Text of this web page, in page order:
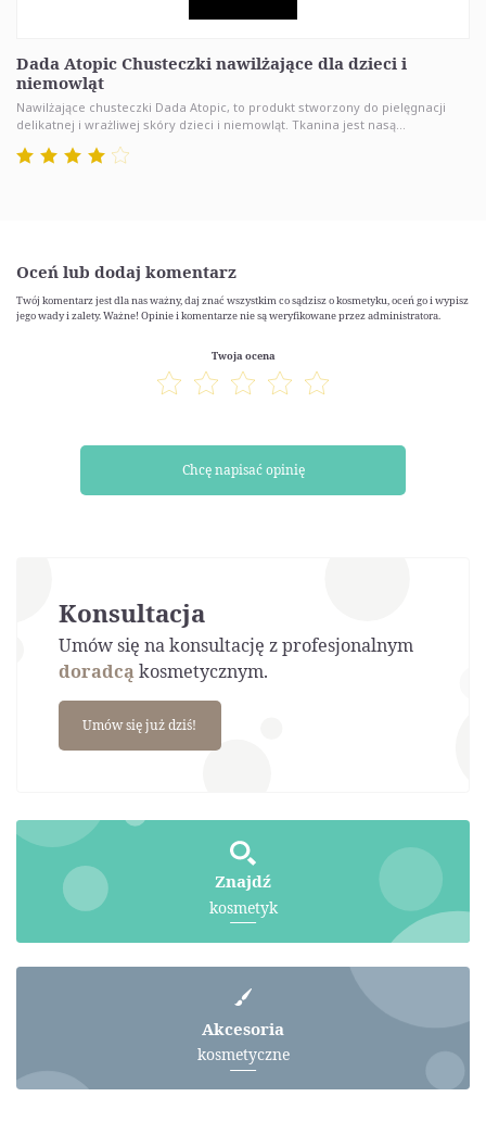
Dada Atopic Chusteczki nawilżające dla dzieci i
niemowląt
Nawilżające chusteczki Dada Atopic, to produkt stworzony do pielęgnacji
delikatnej i wrażliwej skóry dzieci i niemowląt. Tkanina jest nasą...
Oceń lub dodaj komentarz
Twój komentarz jest dla nas ważny, daj znać wszystkim co sądzisz o kosmetyku, oceń go i wypisz
jego wady i zalety. Ważne! Opinie i komentarze nie są weryfikowane przez administratora.
Twoja ocena
Chcę napisać opinię
Konsultacja
Umów się na konsultację z profesjonalnym
doradcąkosmetycznym.
Umów się już dziś!
Znajdź
kosmetyk
Akcesoria
kosmetyczne